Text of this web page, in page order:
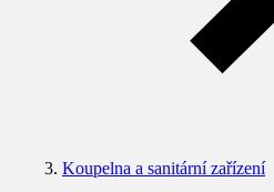
Koupelna a sanitární zařízení